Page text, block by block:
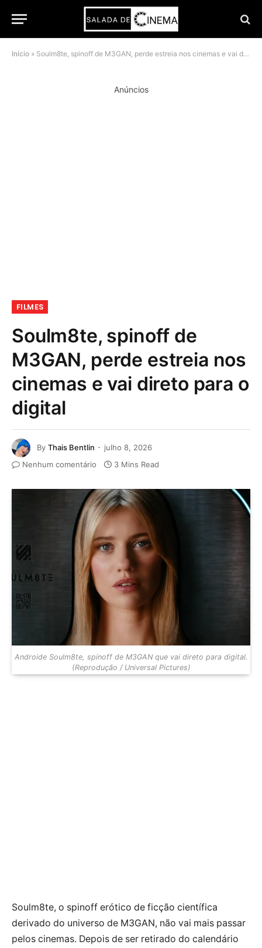
Início » Soulm8te, spinoff de M3GAN, perde estreia nos cinemas e vai direto para o digital
Anúncios
FILMES
Soulm8te, spinoff de
M3GAN, perde estreia nos
cinemas e vai direto para o
digital
By Thais Bentlin
julho 8, 2026
Nenhum comentário
3 Mins Read
Androide Soulm8te, spinoff de M3GAN que vai direto para digital.
(Reprodução / Universal Pictures)
Soulm8te, o spinoff erótico de ficção científica
derivado do universo de M3GAN, não vai mais passar
pelos cinemas. Depois de ser retirado do calendário